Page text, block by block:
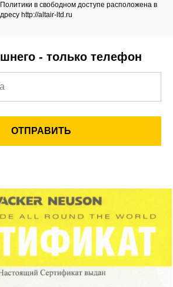
в свободном доступе расположена в
http://altair-ltd.ru
- только телефон
ОТПРАВИТЬ